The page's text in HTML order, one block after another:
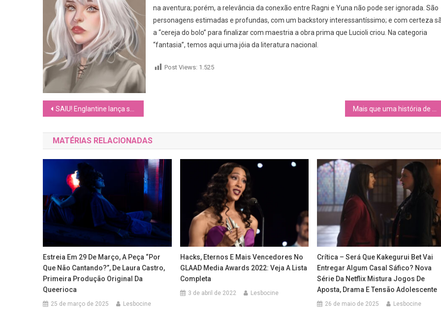
na aventura; porém, a relevância da conexão entre Ragni e Yuna não pode ser ignorada. São
personagens estimadas e profundas, com um backstory interessantíssimo; e com certeza
a “cereja do bolo” para finalizar com maestria a obra prima que Lucioli criou. Na categoria
“fantasia”, temos aqui uma jóia da literatura nacional.
Post Views: 1.525
Navegação
de
Post
SAIU! Englantine lança seu novo conto no universo de “O Medo é Feito de Gelo” Mais que uma história de amor, uma emocionante história de vida – Resenha do livro “Quase Sem Querer”
MATÉRIAS RELACIONADAS
Estreia Em 29 De Março, A Peça “Por
Que Não Cantando?”, De Laura Castro,
Primeira Produção Original Da
Queerioca
25 de março de 2025 Lesbocine
Hacks, Eternos E Mais Vencedores No
GLAAD Media Awards 2022: Veja A Lista
Completa
3 de abril de 2022 Lesbocine
Crítica – Será Que Kakegurui Bet Vai
Entregar Algum Casal Sáfico? Nova
Série Da Netflix Mistura Jogos De
Aposta, Drama E Tensão Adolescente
26 de maio de 2025 Lesbocine